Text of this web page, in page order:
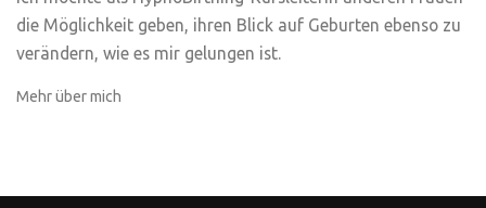
die Möglichkeit geben, ihren Blick auf Geburten ebenso zu
verändern, wie es mir gelungen ist.
Mehr über mich